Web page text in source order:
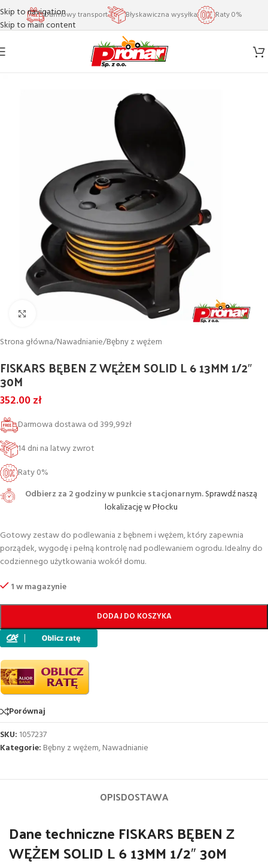
Skip to navigation
Skip to main content
Darmowy transport Błyskawiczna wysyłka Raty 0%
Strona główna/Nawadnianie/Bębny z wężem
FISKARS BĘBEN Z WĘŻEM SOLID L 6 13MM 1/2″
30M
352.00zł
Darmowa dostawa od 399,99zł
14 dni na latwy zwrot
Raty 0%
Odbierz za 2 godziny w punkcie stacjonarnym.Sprawdź naszą
lokalizację w Płocku
Gotowy zestaw do podlewania z bębnem i wężem, który zapewnia
porządek, wygodę i pełną kontrolę nad podlewaniem ogrodu. Idealny do
codziennego użytkowania wokół domu.
1 w magazynie
DODAJ DO KOSZYKA
Porównaj
SKU: 1057237
Kategorie: Bębny z wężem,Nawadnianie
OPISDOSTAWA
Dane techniczne FISKARS BĘBEN Z
WĘŻEM SOLID L 6 13MM 1/2″ 30M